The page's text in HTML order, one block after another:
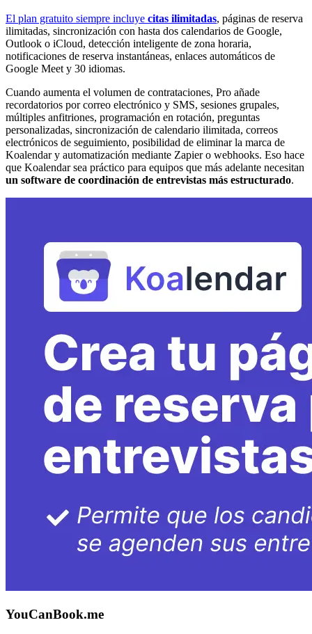
El plan gratuito siempre incluye citas ilimitadas, páginas de reserva
ilimitadas, sincronización con hasta dos calendarios de Google,
Outlook o iCloud, detección inteligente de zona horaria,
notificaciones de reserva instantáneas, enlaces automáticos de
Google Meet y 30 idiomas.
Cuando aumenta el volumen de contrataciones, Pro añade
recordatorios por correo electrónico y SMS, sesiones grupales,
múltiples anfitriones, programación en rotación, preguntas
personalizadas, sincronización de calendario ilimitada, correos
electrónicos de seguimiento, posibilidad de eliminar la marca de
Koalendar y automatización mediante Zapier o webhooks. Eso hace
que Koalendar sea práctico para equipos que más adelante necesitan
un software de coordinación de entrevistas más estructurado.
YouCanBook.me